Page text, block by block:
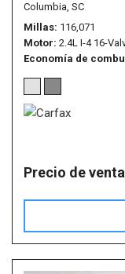
Columbia, SC
Millas 116,071
Motor 2.4L I-4 16-
Economía de
Precio de venta